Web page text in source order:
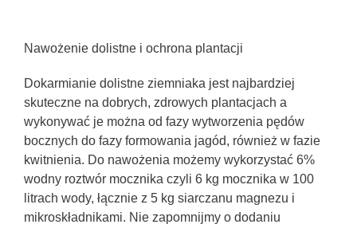
Nawożenie dolistne i ochrona plantacji
Dokarmianie dolistne ziemniaka jest najbardziej
skuteczne na dobrych, zdrowych plantacjach a
wykonywać je można od fazy wytworzenia pędów
bocznych do fazy formowania jagód, również w fazie
kwitnienia. Do nawożenia możemy wykorzystać 6%
wodny roztwór mocznika czyli 6 kg mocznika w 100
litrach wody, łącznie z 5 kg siarczanu magnezu i
mikroskładnikami. Nie zapomnijmy o dodaniu